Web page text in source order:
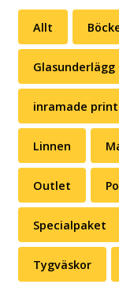
Allt
Glasunderlägg
inramade
Linnen
Outlet
Specialpaket
Tygväskor